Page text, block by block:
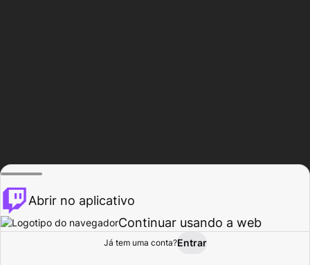
Procurar Atividade
Abrir no aplicativo
Continuar usando a web
Já tem uma conta?Entrar